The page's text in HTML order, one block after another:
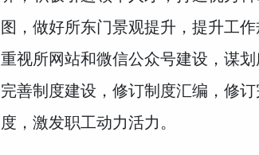
图，做好所东门景观提升，提升工
重视所网站和微信公众号建设，谋
完善制度建设，修订制度汇编，修
度，激发职工动力活力。